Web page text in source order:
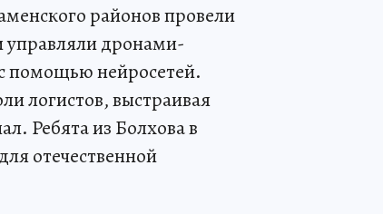
районов провели
дронами-
помощью нейросетей.
логистов, выстраивая
Ребята из Болхова в
отечественной